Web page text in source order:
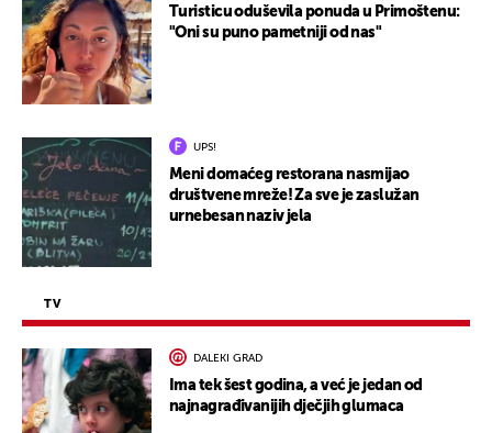
Turisticu oduševila ponuda u Primoštenu:
"Oni su puno pametniji od nas"
UPS!
Meni domaćeg restorana nasmijao
društvene mreže! Za sve je zaslužan
urnebesan naziv jela
TV
DALEKI GRAD
Ima tek šest godina, a već je jedan od
najnagrađivanijih dječjih glumaca